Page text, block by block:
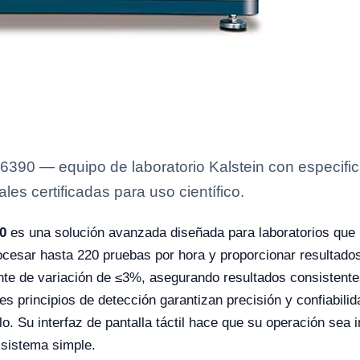
— equipo de laboratorio Kalstein con
certificadas para uso científico.
es una solución avanzada diseñada para laboratorios
hasta 220 pruebas por hora y proporcionar
de variación de ≤3%, asegurando resultados
principios de detección garantizan precisión y
Su interfaz de pantalla táctil hace que su operación sea
simple.